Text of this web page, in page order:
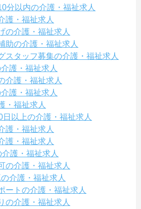
分以内の介護・福祉求人
護・福祉求人
の介護・福祉求人
助の介護・福祉求人
スタッフ募集の介護・福祉求人
護・福祉求人
介護・福祉求人
護・福祉求人
・福祉求人
以上の介護・福祉求人
護・福祉求人
護・福祉求人
護・福祉求人
の介護・福祉求人
介護・福祉求人
ートの介護・福祉求人
の介護・福祉求人